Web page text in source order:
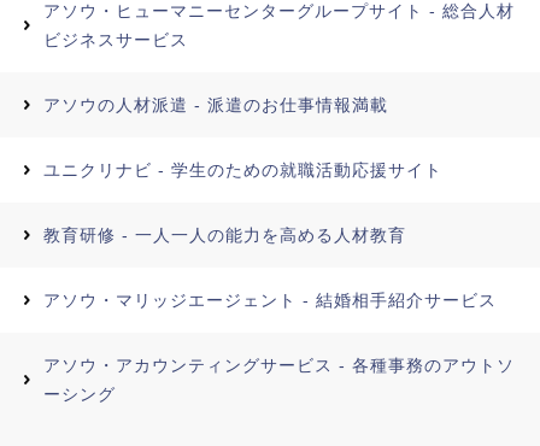
アソウ・ヒューマニーセンターグループサイト - 総合人材
ビジネスサービス
アソウの人材派遣 - 派遣のお仕事情報満載
ユニクリナビ - 学生のための就職活動応援サイト
教育研修 - 一人一人の能力を高める人材教育
アソウ・マリッジエージェント - 結婚相手紹介サービス
アソウ・アカウンティングサービス - 各種事務のアウトソ
ーシング